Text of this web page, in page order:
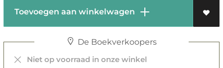
Toevoegen aan winkelwagen
De Boekverkoopers
Niet op voorraad in onze winkel